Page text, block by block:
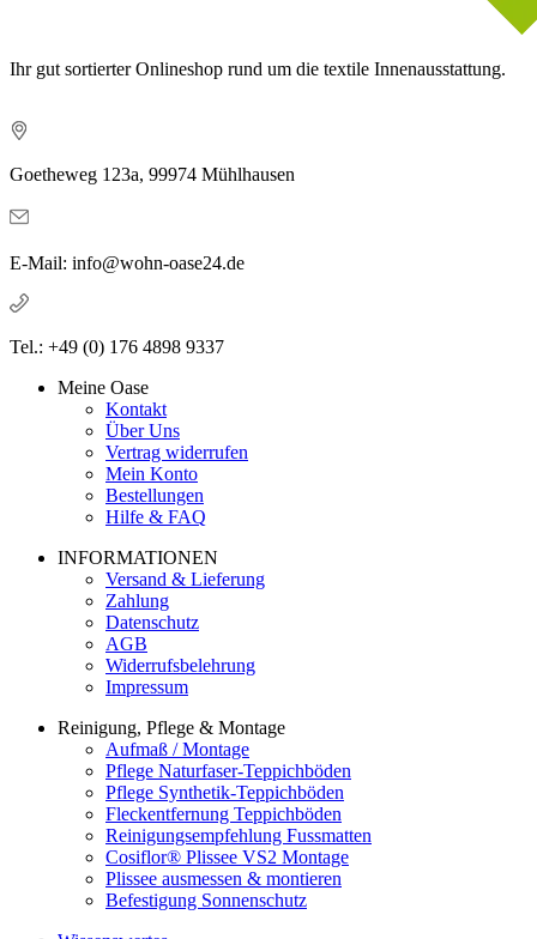
Ihr gut sortierter Onlineshop rund um die textile Innenausstattung.
Goetheweg 123a, 99974 Mühlhausen
E-Mail: info@wohn-oase24.de
Tel.: +49 (0) 176 4898 9337
Meine Oase
Kontakt
Über Uns
Vertrag widerrufen
Mein Konto
Bestellungen
Hilfe & FAQ
INFORMATIONEN
Versand & Lieferung
Zahlung
Datenschutz
AGB
Widerrufsbelehrung
Impressum
Reinigung, Pflege & Montage
Aufmaß / Montage
Pflege Naturfaser-Teppichböden
Pflege Synthetik-Teppichböden
Fleckentfernung Teppichböden
Reinigungsempfehlung Fussmatten
Cosiflor® Plissee VS2 Montage
Plissee ausmessen & montieren
Befestigung Sonnenschutz